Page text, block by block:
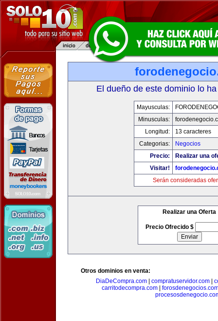
El dueño de este dominio lo
Mayusculas:
Minusculas:
Longitud:
13 caracteres
Categorias:
Negocios
Precio:
Realizar una
Visitar!
Serán consideradas
Realizar una Oferta
Precio Ofrecido $
Otros dominios en venta:
DiaDeCompra.com| compratuservidor.com|
carritodecompra.com|